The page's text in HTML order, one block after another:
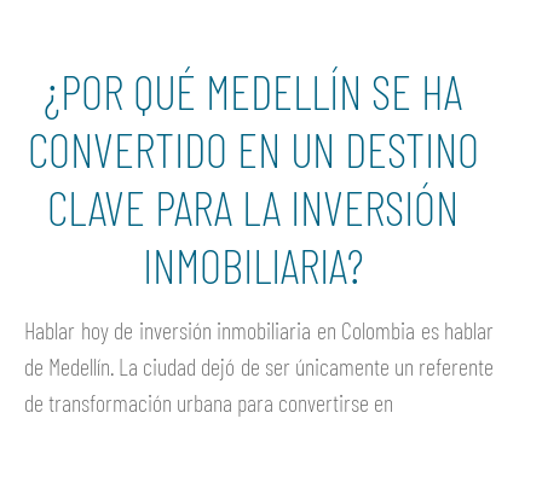
¿POR QUÉ MEDELLÍN SE HA
CONVERTIDO EN UN DESTINO
CLAVE PARA LA INVERSIÓN
INMOBILIARIA?
Hablar hoy de inversión inmobiliaria en Colombia es hablar
de Medellín. La ciudad dejó de ser únicamente un referente
de transformación urbana para convertirse en